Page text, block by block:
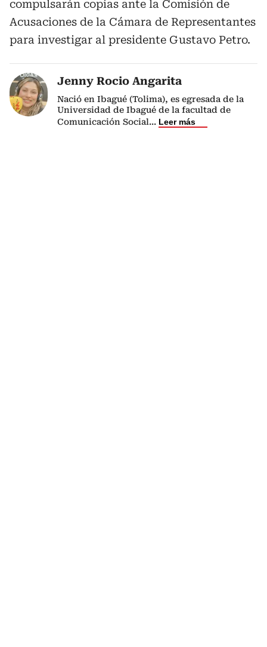
compulsarán copias ante la Comisión de
Acusaciones de la Cámara de Representantes
para investigar al presidente Gustavo Petro.
Jenny Rocio Angarita
Nació en Ibagué (Tolima), es egresada de la
Universidad de Ibagué de la facultad de
Comunicación Social... Leer más